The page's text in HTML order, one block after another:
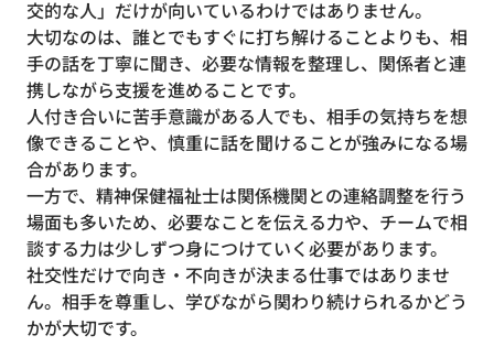
交的な人」だけが向いているわけではありません。
大切なのは、誰とでもすぐに打ち解けることよりも、相
手の話を丁寧に聞き、必要な情報を整理し、関係者と連
携しながら支援を進めることです。
人付き合いに苦手意識がある人でも、相手の気持ちを想
像できることや、慎重に話を聞けることが強みになる場
合があります。
一方で、精神保健福祉士は関係機関との連絡調整を行う
場面も多いため、必要なことを伝える力や、チームで相
談する力は少しずつ身につけていく必要があります。
社交性だけで向き・不向きが決まる仕事ではありませ
ん。相手を尊重し、学びながら関わり続けられるかどう
かが大切です。